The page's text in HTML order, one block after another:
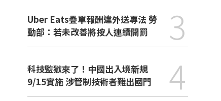
Uber Eats疊單報酬違外送專法 勞
動部：若未改善將按人連續開罰
3
科技監獄來了！中國出入境新規
9/15實施 涉管制技術者難出國門
4